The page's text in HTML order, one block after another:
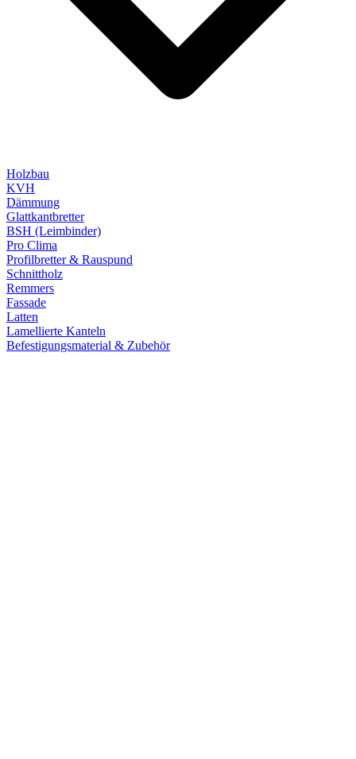
Holzbau
KVH
Dämmung
Glattkantbretter
BSH (Leimbinder)
Pro Clima
Profilbretter & Rauspund
Schnittholz
Remmers
Fassade
Latten
Lamellierte Kanteln
Befestigungsmaterial & Zubehör